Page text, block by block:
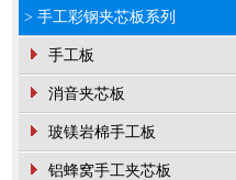
> 手工彩钢夹芯板系列
手工板
消音夹芯板
玻镁岩棉手工板
铝蜂窝手工夹芯板